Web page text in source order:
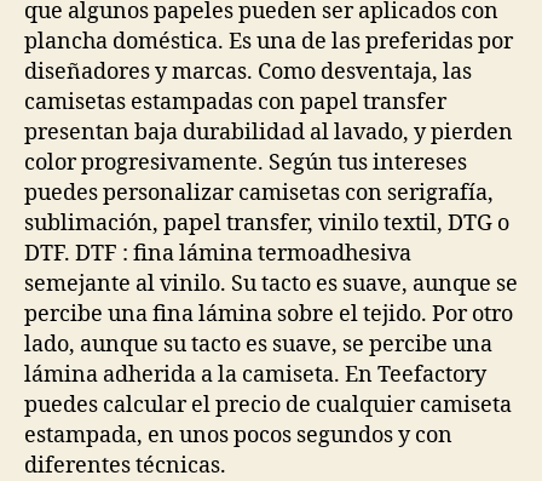
que algunos papeles pueden ser aplicados con
plancha doméstica. Es una de las preferidas por
diseñadores y marcas. Como desventaja, las
camisetas estampadas con papel transfer
presentan baja durabilidad al lavado, y pierden
color progresivamente. Según tus intereses
puedes personalizar camisetas con serigrafía,
sublimación, papel transfer, vinilo textil, DTG o
DTF. DTF : fina lámina termoadhesiva
semejante al vinilo. Su tacto es suave, aunque se
percibe una fina lámina sobre el tejido. Por otro
lado, aunque su tacto es suave, se percibe una
lámina adherida a la camiseta. En Teefactory
puedes calcular el precio de cualquier camiseta
estampada, en unos pocos segundos y con
diferentes técnicas.